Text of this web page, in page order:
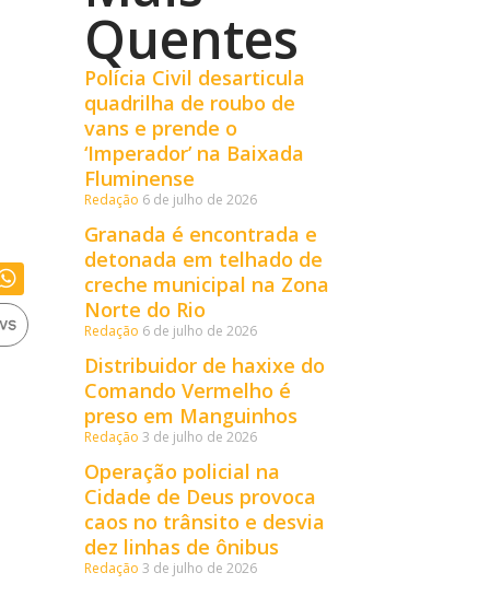
Quentes
Polícia Civil desarticula
quadrilha de roubo de
vans e prende o
‘Imperador’ na Baixada
Fluminense
Redação 6 de julho de 2026
Granada é encontrada e
detonada em telhado de
creche municipal na Zona
Norte do Rio
Redação 6 de julho de 2026
Distribuidor de haxixe do
Comando Vermelho é
preso em Manguinhos
Redação 3 de julho de 2026
Operação policial na
Cidade de Deus provoca
caos no trânsito e desvia
dez linhas de ônibus
Redação 3 de julho de 2026